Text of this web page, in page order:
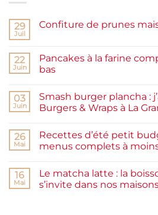
29
Juil
Confiture de prunes
Confiture
de
prunes
et
rapide
22
Juin
Pancakes à la farine
bas
sur
Pancakes
à
complète,
moelleux
et
03
Juin
Smash burger plancha :
Burgers & Wraps à La
sur
Smash
burger
testé
Packman
Burgers &
26
Mai
Recettes d’été petit
menus complets à
sur
Recettes
d’été
16
Mai
Le matcha latte : la
s’invite dans nos